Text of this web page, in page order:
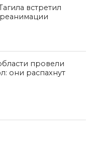
встретил
провели
они распахнут